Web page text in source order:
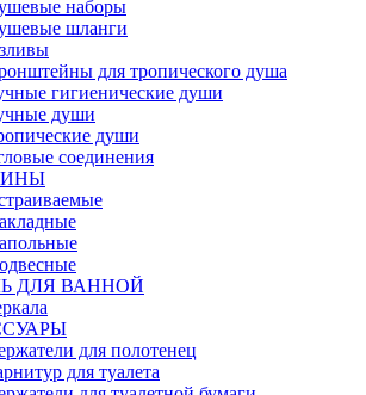
наборы
шланги
для тропического душа
гигиенические души
души
души
соединения
ДЛЯ ВАННОЙ
для полотенец
для туалета